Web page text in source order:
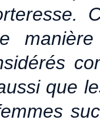
que